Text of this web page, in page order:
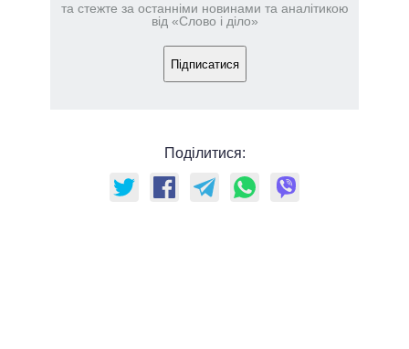
та стежте за останніми новинами та аналітикою
від «Слово і діло»
Підписатися
Поділитися: